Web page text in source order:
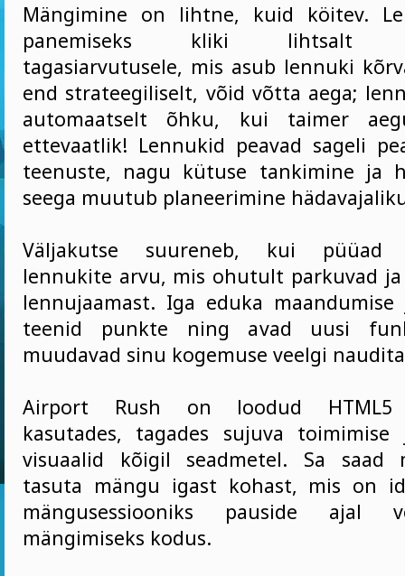
Mängimine on lihtne, kuid köitev.
panemiseks kliki lihtsalt
tagasiarvutusele, mis asub lennuki
end strateegiliselt, võid võtta aega;
automaatselt õhku, kui taimer
ettevaatlik! Lennukid peavad sageli
teenuste, nagu kütuse tankimine ja
seega muutub planeerimine
Väljakutse suureneb, kui püüad
lennukite arvu, mis ohutult parkuvad
lennujaamast. Iga eduka
teenid punkte ning avad uusi
muudavad sinu kogemuse veelgi
Airport Rush on loodud HTML5
kasutades, tagades sujuva toimimise
visuaalid kõigil seadmetel. Sa saad
tasuta mängu igast kohast, mis on
mängusessiooniks pauside ajal
mängimiseks kodus.